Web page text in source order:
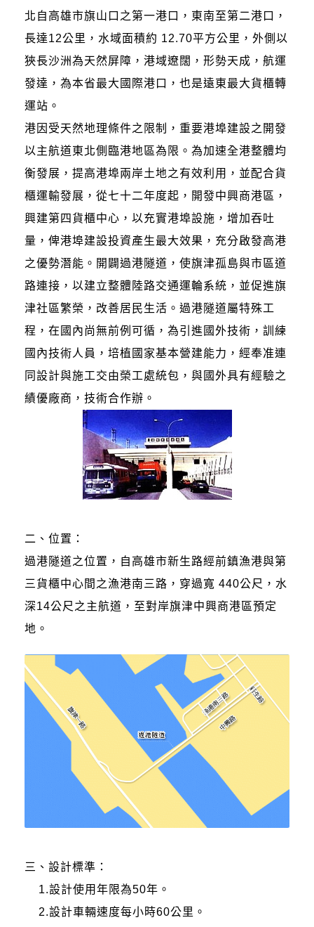
北自高雄市旗山口之第一港口，東南至第二港口，
長達12公里，水域面積約 12.70平方公里，外側以
狹長沙洲為天然屏障，港域遼闊，形勢天成，航運
發達，為本省最大國際港口，也是遠東最大貨櫃轉
運站。
港因受天然地理條件之限制，重要港埠建設之開發
以主航道東北側臨港地區為限。為加速全港整體均
衡發展，提高港埠兩岸土地之有效利用，並配合貨
櫃運輸發展，從七十二年度起，開發中興商港區，
興建第四貨櫃中心，以充實港埠設施，增加吞吐
量，俾港埠建設投資產生最大效果，充分啟發高港
之優勢潛能。開闢過港隧道，使旗津孤島與市區道
路連接，以建立整體陸路交通運輪系統，並促進旗
津社區繁榮，改善居民生活。過港隧道屬特殊工
程，在國內尚無前例可循，為引進國外技術，訓練
國內技術人員，培植國家基本營建能力，經奉准連
同設計與施工交由榮工處統包，與國外具有經驗之
績優廠商，技術合作辦。
二、位置：
過港隧道之位置，自高雄市新生路經前鎮漁港與第
三貨櫃中心間之漁港南三路，穿過寬 440公尺，水
深14公尺之主航道，至對岸旗津中興商港區預定
地。
三、設計標準：
1.設計使用年限為50年。
2.設計車輛速度每小時60公里。